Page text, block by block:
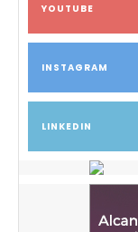
YOUTUBE
INSTAGRAM
LINKEDIN